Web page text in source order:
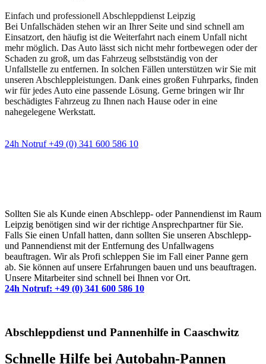
Einfach und professionell Abschleppdienst Leipzig
Bei Unfallschäden stehen wir an Ihrer Seite und sind schnell am
Einsatzort, den häufig ist die Weiterfahrt nach einem Unfall nicht
mehr möglich. Das Auto lässt sich nicht mehr fortbewegen oder der
Schaden zu groß, um das Fahrzeug selbstständig von der
Unfallstelle zu entfernen. In solchen Fällen unterstützen wir Sie mit
unseren Abschleppleistungen. Dank eines großen Fuhrparks, finden
wir für jedes Auto eine passende Lösung. Gerne bringen wir Ihr
beschädigtes Fahrzeug zu Ihnen nach Hause oder in eine
nahegelegene Werkstatt.
24h Notruf +49 (0) 341 600 586 10
Sollten Sie als Kunde einen Abschlepp- oder Pannendienst im Raum
Leipzig benötigen sind wir der richtige Ansprechpartner für Sie.
Falls Sie einen Unfall hatten, dann sollten Sie unseren Abschlepp-
und Pannendienst mit der Entfernung des Unfallwagens
beauftragen. Wir als Profi schleppen Sie im Fall einer Panne gern
ab. Sie können auf unsere Erfahrungen bauen und uns beauftragen.
Unsere Mitarbeiter sind schnell bei Ihnen vor Ort.
24h Notruf: +49 (0) 341 600 586 10
Abschleppdienst und Pannenhilfe in Caaschwitz
Schnelle Hilfe bei Autobahn-Pannen